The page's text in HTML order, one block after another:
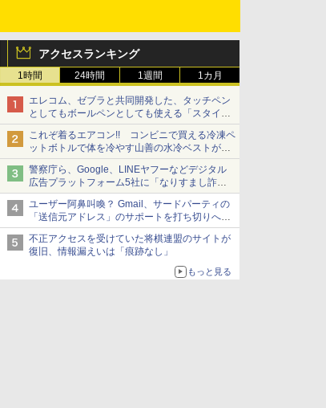
アクセスランキング
1時間 24時間 1週間 1カ月
エレコム、ゼブラと共同開発した、タッチペン
としてもボールペンとしても使える「スタイラ
スツーウェイ」発売 iPadにも紙にも、持ち替
えずに書き込める
これぞ着るエアコン!! コンビニで買える冷凍ペ
ットボトルで体を冷やす山善の水冷ベストがロ
ードバイクにちょうどいい【ぼっち・ざ・ろー
ど！その14】【空いた時間でなにしてる？】
警察庁ら、Google、LINEヤフーなどデジタル
広告プラットフォーム5社に「なりすまし詐欺
広告」対策強化を要請 著名人の写真や映像を
使った投資詐欺などへの対策として
ユーザー阿鼻叫喚？ Gmail、サードパーティの
「送信元アドレス」のサポートを打ち切りへ
【やじうまWatch】
不正アクセスを受けていた将棋連盟のサイトが
復旧、情報漏えいは「痕跡なし」
もっと見る